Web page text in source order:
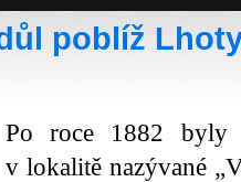
poblíž
Po roce 1882 byly
v lokalitě nazývané